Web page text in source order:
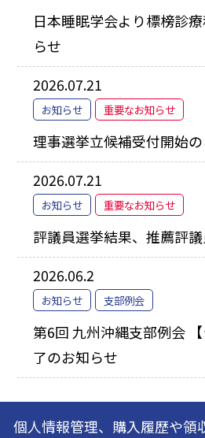
日本睡眠学会より標榜診
らせ
2026.07.21
お知らせ 重要なお知らせ
理事選挙立候補受付開始
2026.07.21
お知らせ 重要なお知らせ
評議員選挙結果、推薦評
2026.06.2
お知らせ 支部例会
第6回 九州沖縄支部例会
了のお知らせ
個人情報管理、購入履歴や領